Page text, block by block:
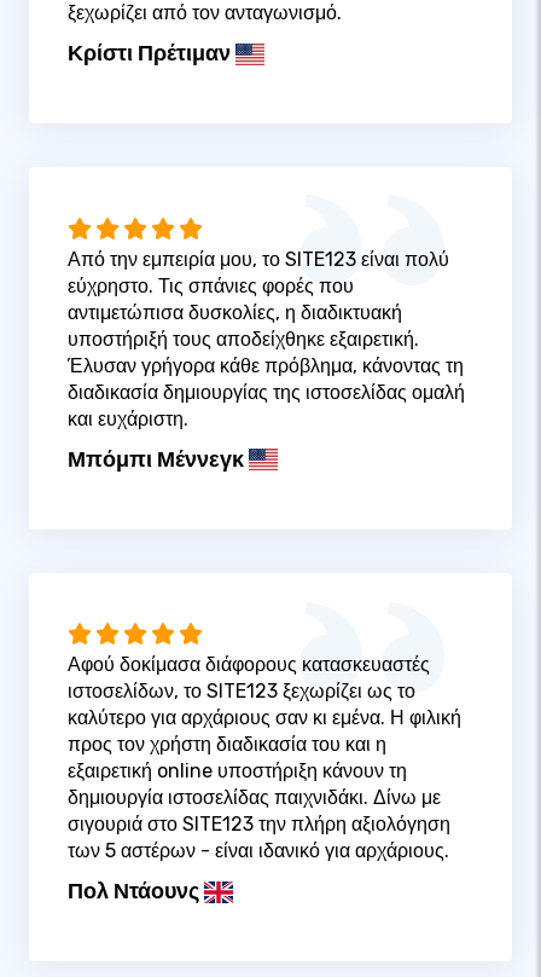
ξεχωρίζει από τον ανταγωνισμό.
Κρίστι Πρέτιμαν
Από την εμπειρία μου, το SITE123 είναι πολύ
εύχρηστο. Τις σπάνιες φορές που
αντιμετώπισα δυσκολίες, η διαδικτυακή
υποστήριξή τους αποδείχθηκε εξαιρετική.
Έλυσαν γρήγορα κάθε πρόβλημα, κάνοντας τη
διαδικασία δημιουργίας της ιστοσελίδας ομαλή
και ευχάριστη.
Μπόμπι Μέννεγκ
Αφού δοκίμασα διάφορους κατασκευαστές
ιστοσελίδων, το SITE123 ξεχωρίζει ως το
καλύτερο για αρχάριους σαν κι εμένα. Η φιλική
προς τον χρήστη διαδικασία του και η
εξαιρετική online υποστήριξη κάνουν τη
δημιουργία ιστοσελίδας παιχνιδάκι. Δίνω με
σιγουριά στο SITE123 την πλήρη αξιολόγηση
των 5 αστέρων - είναι ιδανικό για αρχάριους.
Πολ Ντάουνς